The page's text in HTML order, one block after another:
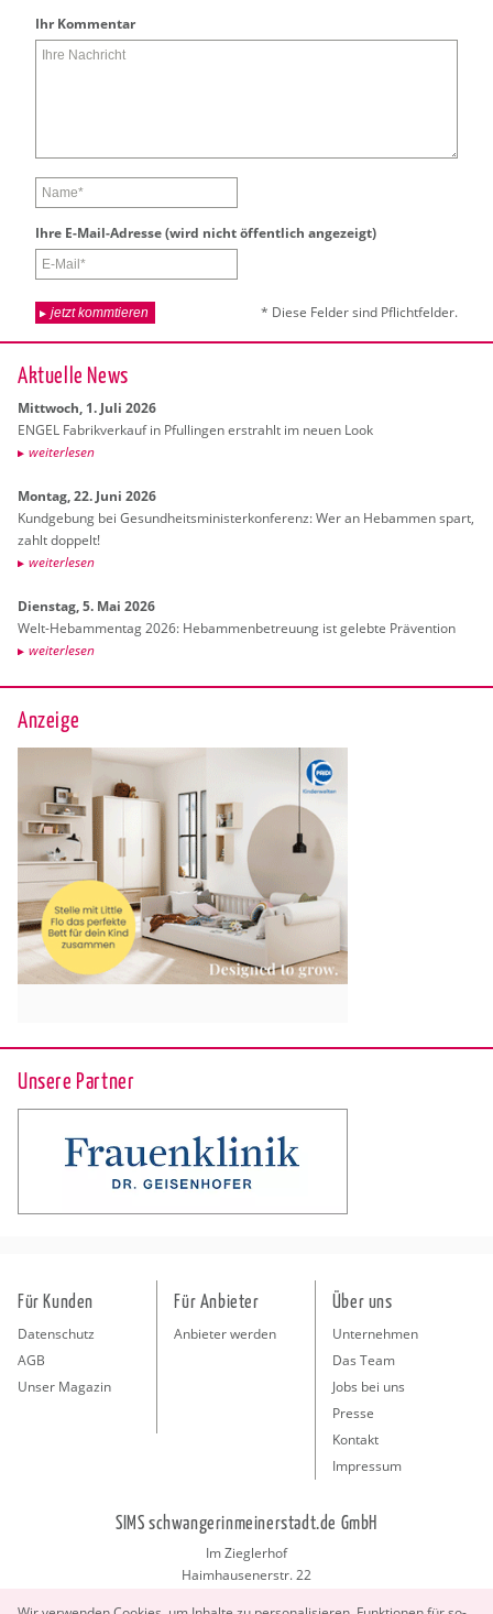
Ihr Kom­men­tar
Ihre E-Mail-Adres­se (wird nicht öf­fent­lich an­ge­zeigt)
jetzt kommtieren * Diese Fel­der sind Pflicht­fel­der.
Ak­tu­el­le News
Mitt­woch, 1. Juli 2026
ENGEL Fa­brik­ver­kauf in Pful­lin­gen er­strahlt im neuen Look
wei­ter­le­sen
Mon­tag, 22. Juni 2026
Kund­ge­bung bei Ge­sund­heits­mi­nis­ter­kon­fe­renz: Wer an Heb­am­men spart,
zahlt dop­pelt!
wei­ter­le­sen
Diens­tag, 5. Mai 2026
Welt-Heb­am­men­tag 2026: Heb­am­men­be­treu­ung ist ge­leb­te Prä­ven­ti­on
wei­ter­le­sen
Anzeige
Unsere Partner
Für Kunden
Datenschutz
AGB
Unser Magazin
Für Anbieter
Anbieter werden
Über uns
Unternehmen
Das Team
Jobs bei uns
Presse
Kontakt
Impressum
SIMS schwangerinmeinerstadt.de GmbH
Im Zieglerhof
Haimhausenerstr. 22